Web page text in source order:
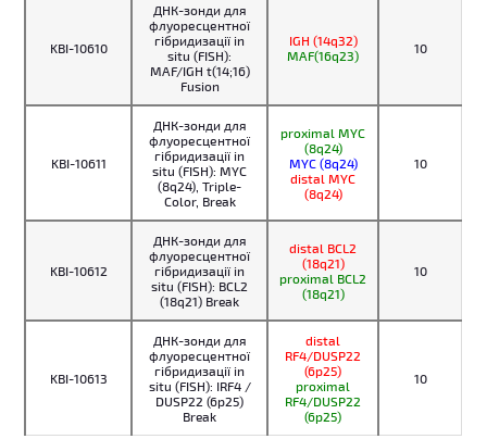
KBI-10610
ДНК-зонди для
флуоресцентної
гібридизації in
situ (FISH):
MAF/IGH t(14;16)
Fusion
IGH (14q32)
MAF(16q23)
10
KBI-10611
ДНК-зонди для
флуоресцентної
гібридизації in
situ (FISH): MYC
(8q24), Triple-
Color, Break
proximal MYC
(8q24)
MYC (8q24)
distal MYC
(8q24)
10
KBI-10612
ДНК-зонди для
флуоресцентної
гібридизації in
situ (FISH): BCL2
(18q21) Break
distal BCL2
(18q21)
proximal BCL2
(18q21)
10
KBI-10613
ДНК-зонди для
флуоресцентної
гібридизації in
situ (FISH): IRF4 /
DUSP22 (6p25)
Break
distal
RF4/DUSP22
(6p25)
proximal
RF4/DUSP22
(6p25)
10